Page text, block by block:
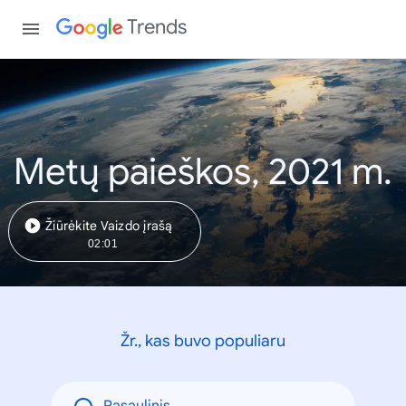
Trends
Metų paieškos, 2021 m.
Žiūrėkite Vaizdo įrašą
02:01
Žr., kas buvo populiaru